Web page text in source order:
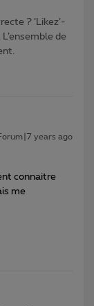
? ‘Likez’-
de
years ago
connaitre
me